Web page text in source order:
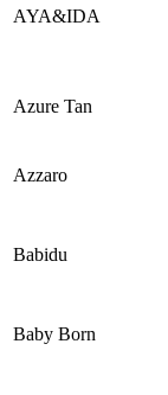
AYA&IDA
Azure Tan
Azzaro
Babidu
Baby Born